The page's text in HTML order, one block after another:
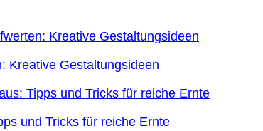
Kreative Gestaltungsideen
und Tricks für reiche Ernte